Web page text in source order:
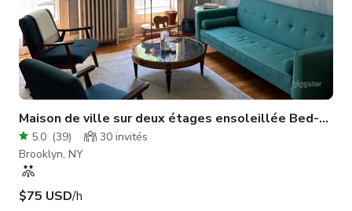
Maison de ville sur deux étages ensoleillée Bed-Stuy
5.0 (39) 30 invités
Brooklyn, NY
$75 USD/h